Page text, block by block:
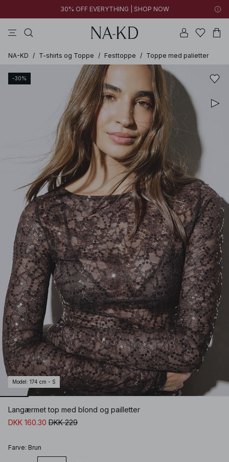
30% OFF EVERYTHING | SHOP NOW
NA-KD / T-shirts og Toppe / Festtoppe / Toppe med palietter
-30%
Model : 174 cm - S
Langærmet top med blond og pailletter
DKK 160.30 DKK 229
Farve: Brun